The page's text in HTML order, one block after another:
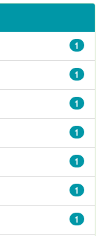
1
1
1
1
1
1
1